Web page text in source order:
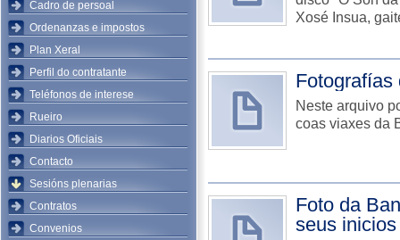
Cadro de persoal
Ordenanzas e impostos
Plan Xeral
Perfil do contratante
Teléfonos de interese
Rueiro
Diarios Oficiais
Contacto
Sesións plenarias
Contratos
Convenios
Xosé Insua,
Fotografías
Neste arquivo
coas viaxes da
Foto da
seus inicios